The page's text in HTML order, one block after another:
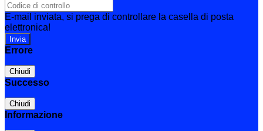
E-mail inviata, si prega di controllare la casella di posta
elettronica!
Errore
Chiudi
Successo
Chiudi
Informazione